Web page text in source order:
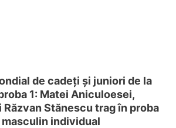
de cadeți și juniori de la
1: Matei Aniculoesei,
Răzvan Stănescu trag în proba
individual